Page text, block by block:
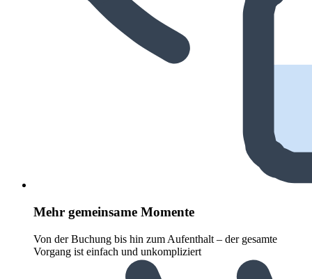
Mehr gemeinsame Momente
Von der Buchung bis hin zum Aufenthalt – der gesamte
Vorgang ist einfach und unkompliziert